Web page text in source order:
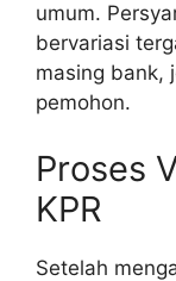
umum.
bervariasi
masing bank,
pemohon.
Proses
KPR
Setelah